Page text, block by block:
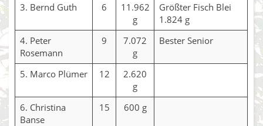
3. Bernd Guth
6
11.962
g
Größter Fisch Blei
1.824 g
4. Peter
Rosemann
9
7.072
g
Bester Senior
5. Marco Plümer 12
2.620
g
6. Christina
Banse
15 600 g